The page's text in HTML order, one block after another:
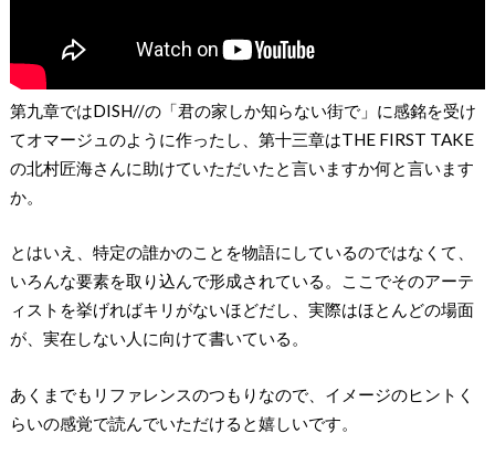
第九章ではDISH//の「君の家しか知らない街で」に感銘を受け
てオマージュのように作ったし、第十三章はTHE FIRST TAKE
の北村匠海さんに助けていただいたと言いますか何と言います
か。
とはいえ、特定の誰かのことを物語にしているのではなくて、
いろんな要素を取り込んで形成されている。ここでそのアーテ
ィストを挙げればキリがないほどだし、実際はほとんどの場面
が、実在しない人に向けて書いている。
あくまでもリファレンスのつもりなので、イメージのヒントく
らいの感覚で読んでいただけると嬉しいです。